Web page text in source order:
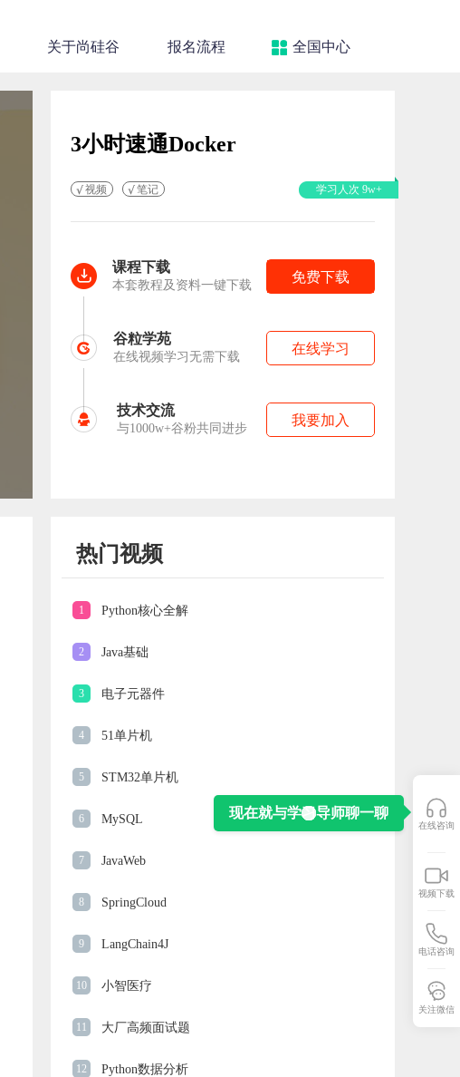
关于尚硅谷 报名流程 全国中心
3小时速通Docker
视频 笔记 学习人次 9w+
课程下载
本套教程及资料一键下载
免费下载
谷粒学苑
在线视频学习无需下载
在线学习
技术交流
与1000w+谷粉共同进步
我要加入
热门视频
1 Python核心全解
2 Java基础
3 电子元器件
4 51单片机
5 STM32单片机
6 MySQL
7 JavaWeb
8 SpringCloud
9 LangChain4J
10 小智医疗
11 大厂高频面试题
12 Python数据分析
在线咨询
现在就与学习导师聊一聊
视频下载
电话咨询
关注微信